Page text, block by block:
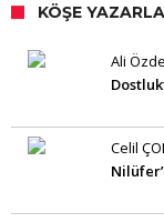
KÖŞE
Ali
Celil